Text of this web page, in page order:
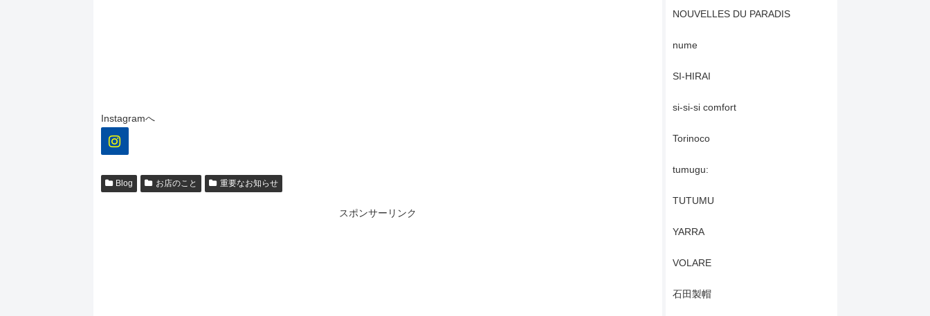
Instagramへ
Blog お店のこと 重要なお知らせ
スポンサーリンク
NOUVELLES DU PARADIS
nume
SI-HIRAI
si-si-si comfort
Torinoco
tumugu:
TUTUMU
YARRA
VOLARE
石田製帽